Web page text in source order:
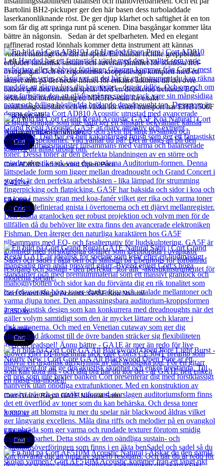
Bartolini BH2-pickuper ger den här basen dess turboladdade
laserkanonliknande röst. De ger djup klarhet och saftighet åt en ton
som får dig att springa runt på scenen. Dina basgångar kommer låta
bättre än någonsin. Sedan är det spelbarheten. Med en elegant
raffinerad rostad lönnhals kommer detta instrument att kännas
vackert naturligt och lätt att spela. En hållbar richlite greppbräda
erbjuder fantastisk sustain och suverän jämnhet för sömlösa fret-
övergångar. Och en ergonomisk kroppsdesign komplett med ett
skuret snitt på det nedre hörnet för enklare åtkomst till det övre
bandet gör den enkel att spela. Med en dedikerad trebands EQ-
sektion för tonformning ett MR5HS-stall för exakt
inställningsstabilitet och en väska för enkel transport har EHB1500F
verkligen allt.
Andra populära produkter
Cort
Cort AD810 Left Handed Open Pore
2 417kr
Läs mer
Cort
Cort Grand Regal Acoustic GA5F Koa Natural
7 850kr
Läs mer
Cort
Cort Grand Regal GA1E Natural Satin
3 832kr
Läs mer
Cort